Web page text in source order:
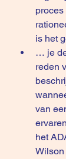
is het
… je
reden
van
het
Wilson